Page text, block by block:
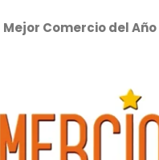
Mejor Comercio del Año